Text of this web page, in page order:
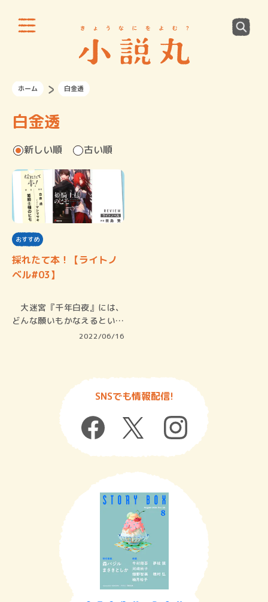
ホーム 白金透
白金透
新しい順 古い順
おすすめ
採れたて本！【ライトノ
ベル#03】
大迷宮『千年白夜』には、
どんな願いもかなえるという
2022/06/16
SNSでも情報配信!